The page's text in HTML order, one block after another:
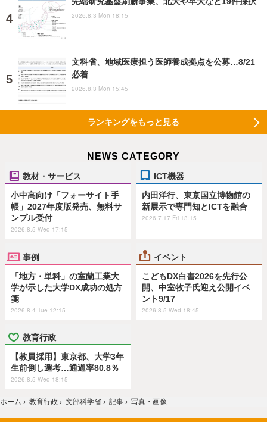
2026.8.3 Mon 18:15
文科省、地域医療担う医師養成拠点を公募…8/21
必着
2026.8.3 Mon 15:45
ランキングをもっと見る
NEWS CATEGORY
教材・サービス
小中高向け「フォーサイト手
帳」2027年度版発売、無料サ
ンプル受付
2026.8.5 Wed 17:15
ICT機器
内田洋行、東京国立博物館の
新展示で専門知とICTを融合
2026.7.17 Fri 13:15
事例
「地方・単科」の室蘭工業大
学が示した大学DX成功の処方
箋
2026.8.4 Tue 12:15
イベント
こどもDX白書2026を先行公
開、中室牧子氏迎え公開イベ
ント9/17
2026.8.5 Wed 18:45
教育行政
【教員採用】東京都、大学3年
生前倒し選考…通過率80.8％
2026.8.5 Wed 18:15
ホーム › 教育行政 › 文部科学省 › 記事 › 写真・画像